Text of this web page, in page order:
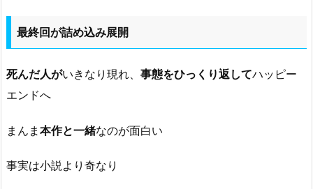
最終回が詰め込み展開
死んだ人がいきなり現れ、 事態をひっくり返してハッピー
エンドへ
まんま 本作と一緒なのが面白い
事実は小説より奇なり